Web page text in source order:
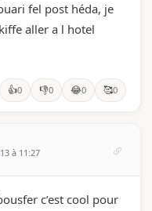
fel post héda, je
aller a l hotel
👍0 👎0 😂0 🥰0
à 11:27
c’est cool pour